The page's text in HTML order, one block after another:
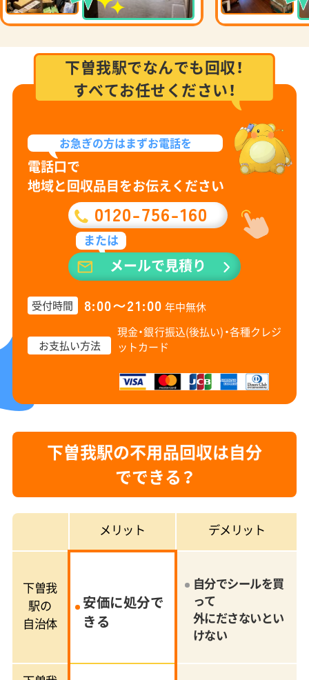
下曽我駅でなんでも回収！
すべてお任せください！
お急ぎの方はまずお電話を
電話口で
地域と回収品目をお伝えください
0120-756-160
または
メールで見積り
受付時間 8:00〜21:00 年中無休
お支払い方法
現金・銀行振込(後払い)・各種クレジ
ットカード
下曽我駅の不用品回収は自分
でできる？
メリット デメリット
下曽我
駅の
自治体
安価に処分で
きる
自分でシールを買
って
外にださないとい
けない